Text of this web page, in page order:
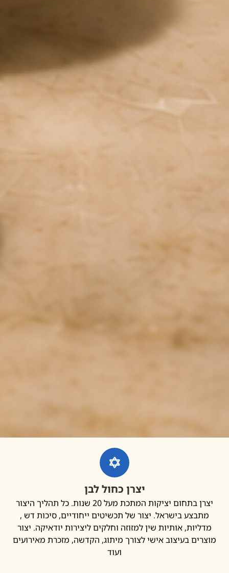
יצרן כחול לבן
יצרן בתחום יציקות המתכת מעל 20 שנות. כל תהליך היצור
בישראל. יצור של תכשיטים ייחודיים, סיכות דש ,
אותיות שין למזוזה וחלקים ליצירות יודאיקה. יצור
בעיצוב אישי לצורך מיתוג, הקדשה, מזכרת מאירועים